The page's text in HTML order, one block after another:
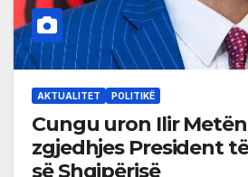
AKTUALITET POLITIKË
Cungu uron Ilir
zgjedhjes President
së Shqipërisë